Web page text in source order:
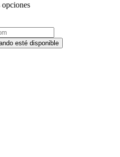
opciones
esté disponible